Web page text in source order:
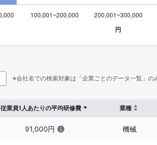
※会社名での検索対象は「企業ごとのデータ一覧」の
従業員1人あたりの平均研修費 業種
91,000円 機械